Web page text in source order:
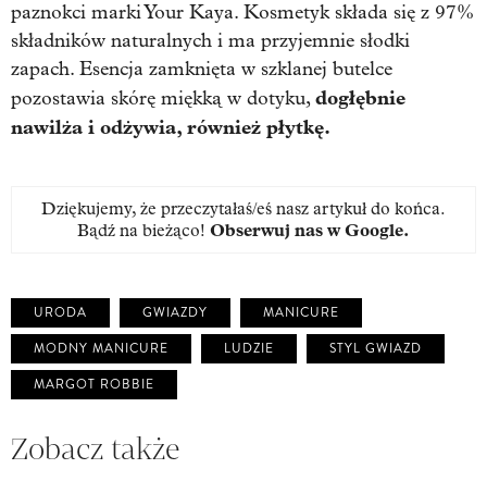
paznokci marki Your Kaya. Kosmetyk składa się z 97%
składników naturalnych i ma przyjemnie słodki
zapach. Esencja zamknięta w szklanej butelce
pozostawia skórę miękką w dotyku,dogłębnie
nawilża i odżywia, również płytkę.
Dziękujemy, że przeczytałaś/eś nasz artykuł do końca.
Bądź na bieżąco! Obserwuj nas w Google.
URODA GWIAZDY
MANICURE
MODNY MANICURE
LUDZIE
STYL GWIAZD
MARGOT ROBBIE
Zobacz także